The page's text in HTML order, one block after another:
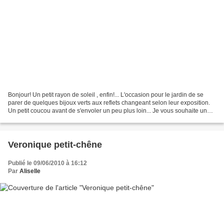
Bonjour! Un petit rayon de soleil , enfin!... L'occasion pour le jardin de se
parer de quelques bijoux verts aux reflets changeant selon leur exposition.
Un petit coucou avant de s'envoler un peu plus loin... Je vous souhaite un
Veronique petit-chêne
Publié le 09/06/2010 à 16:12
Par Aliselle